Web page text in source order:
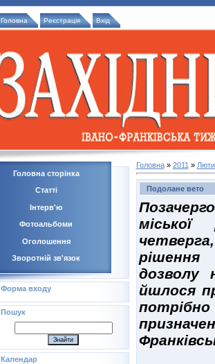
Головна Реєстрація Вхід
Головна сторінка
Статті
Інтерв'ю
Фотоальбоми
Оголошення
Зворотній зв'язок
Форма входу
Пошук
Календар
Головна» 2011 »
Подолане вето
рішення
дозволу
йшлося